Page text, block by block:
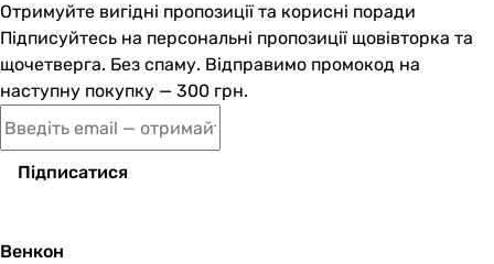
Отримуйте вигідні пропозиції та корисні поради
Підписуйтесь на персональні пропозиції щовівторка та
щочетверга. Без спаму. Відправимо промокод на
наступну покупку — 300 грн.
Підписатися
Венкон